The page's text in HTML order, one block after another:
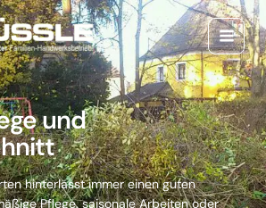
Main
Menu
und
hinterlässt immer einen guten
Pflege, saisonale Arbeiten oder